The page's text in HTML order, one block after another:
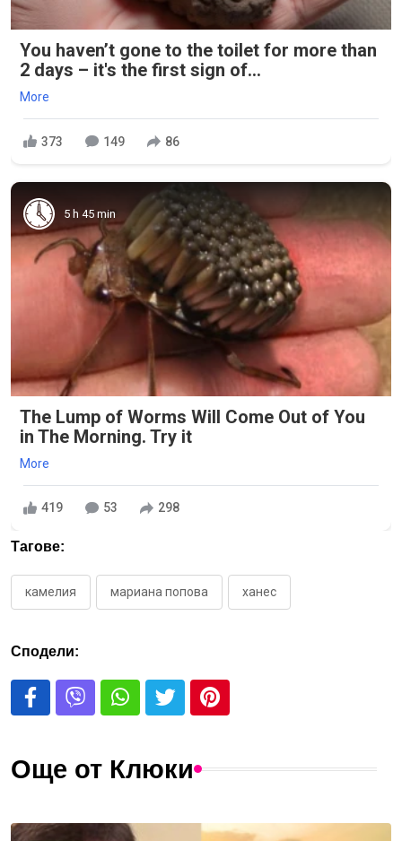
You haven’t gone to the toilet for more than
2 days – it's the first sign of...
More
373 149 86
5 h 45 min
The Lump of Worms Will Come Out of You
in The Morning. Try it
More
419 53 298
Тагове:
камелия мариана попова ханес
Сподели:
Още от Клюки